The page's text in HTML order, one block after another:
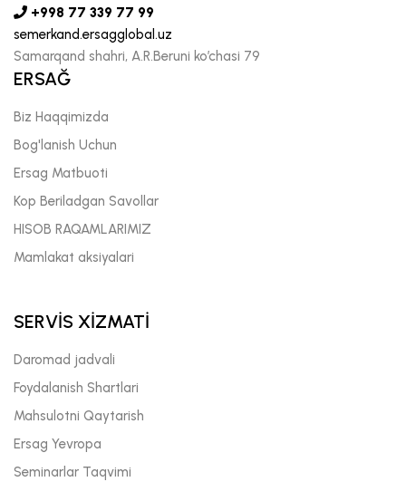
+998 77 339 77 99
semerkand.ersagglobal.uz
Samarqand shahri, A.R.Beruni ko’chasi 79
ERSAĞ
Biz Haqqimizda
Bog'lanish Uchun
Ersag Matbuoti
Kop Beriladgan Savollar
HISOB RAQAMLARIMIZ
Mamlakat aksiyalari
SERVİS XİZMATİ
Daromad jadvali
Foydalanish Shartlari
Mahsulotni Qaytarish
Ersag Yevropa
Seminarlar Taqvimi